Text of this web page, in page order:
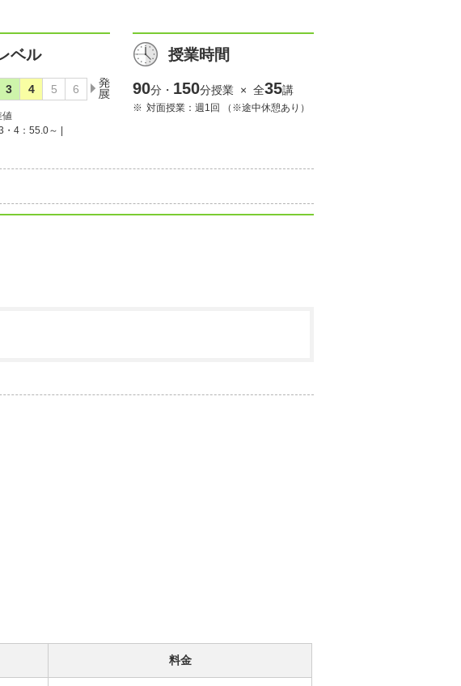
ベル
値
・4：55.0～ |
授業時間
90分・ 150分授業 × 全35講
対面授業：週1回 （※途中休憩あり）
料金